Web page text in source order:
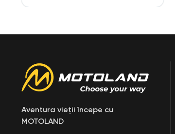
Aventura vieții începe cu
MOTOLAND